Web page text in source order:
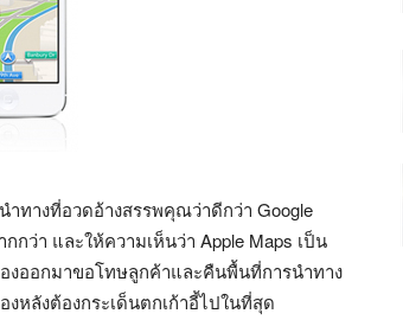
ทางที่อวดอ้างสรรพคุณว่าดีกว่า Google
ว่า และให้ความเห็นว่า Apple Maps เป็น
งออกมาขอโทษลูกค้าและคืนพื้นที่การนำทาง
งหลังต้องกระเด็นตกเก้าอี้ไปในที่สุด